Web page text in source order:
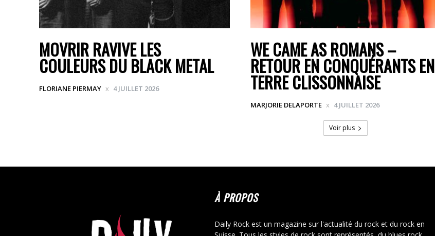
MOVRIR RAVIVE LES
COULEURS DU BLACK METAL
FLORIANE PIERMAY 4 JUILLET 2026
WE CAME AS ROMANS –
RETOUR EN CONQUÉRANTS EN
TERRE CLISSONNAISE
MARJORIE DELAPORTE 4 JUILLET 2026
Voir plus
À PROPOS
Daily Rock est un magazine sur l'actualité du rock et du rock en